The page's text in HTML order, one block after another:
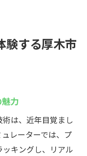
験する厚木市
力
は、近年目覚まし
レーターでは、プ
キングし、リアル